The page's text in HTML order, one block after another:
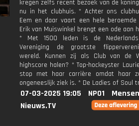
kregen zelfs recent bezoek van de
nu in het clubhuis. * Achter ons
Eem en daar vaart een hele beroemde
Erik van Muiswinkel brengt een ode aan
* Met 1500 leden is de
Vereniging de grootste
wereld. Kunnen zij als Club van de
highscore halen? * Top-hockeyster
stop met haar carrière omdat haar
ongeneeslijk ziek is. * De Ladies of Soul
07-03-2025 19:05 NPO1
Nieuws.TV